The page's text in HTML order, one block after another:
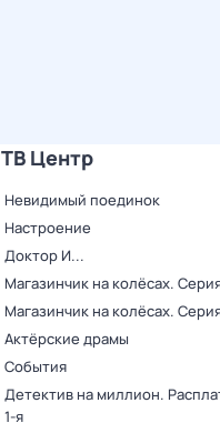
ТВ Центр
Невидимый поединок
Настроение
Доктор И...
Магазинчик на колёсах.
Магазинчик на колёсах.
Актёрские драмы
События
Детектив на миллион.
1-я